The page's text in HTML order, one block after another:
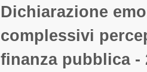
Dichiarazione
complessivi
finanza pubblica -